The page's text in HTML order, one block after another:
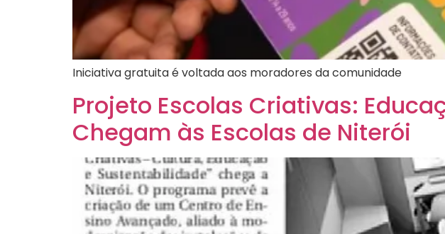
Iniciativa gratuita é voltada aos moradores da comunidade
Projeto Escolas Criativas:
Chegam às Escolas de Niterói